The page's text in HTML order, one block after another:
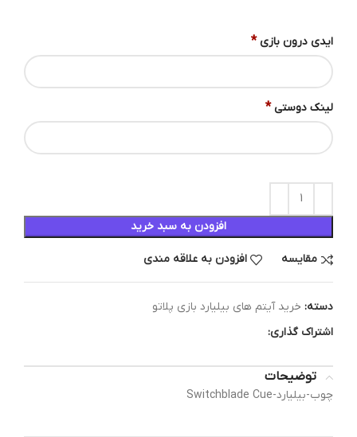
ایدی درون بازی *
لینک دوستی *
افزودن به سبد خرید
مقایسه افزودن به علاقه مندی
دسته: خرید آیتم های بیلیارد بازی پلاتو
اشتراک گذاری:
توضیحات
چوب-بیلیارد-Switchblade Cue